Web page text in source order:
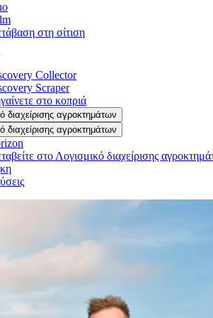
στη σίτιση
Collector
Scraper
στο κοπριά
διαχείρισης αγροκτημάτων
διαχείρισης αγροκτημάτων
στο Λογισμικό διαχείρισης